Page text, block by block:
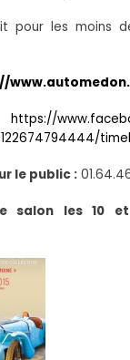
pour les moins
https://
le public :
salon les 10